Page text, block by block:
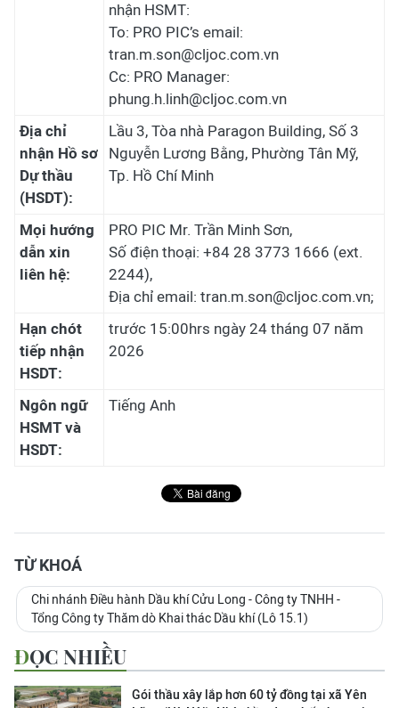
nhận HSMT:
To: PRO PIC’s email:
tran.m.son@cljoc.com.vn
Cc: PRO Manager:
phung.h.linh@cljoc.com.vn
Địa chỉ
nhận Hồ sơ
Dự thầu
(HSDT):
Lầu 3, Tòa nhà Paragon Building, Số 3
Nguyễn Lương Bằng, Phường Tân Mỹ,
Tp. Hồ Chí Minh
Mọi hướng
dẫn xin
liên hệ:
PRO PIC Mr. Trần Minh Sơn,
Số điện thoại: +84 28 3773 1666 (ext.
2244),
Địa chỉ email: tran.m.son@cljoc.com.vn;
Hạn chót
tiếp nhận
HSDT:
trước 15:00hrs ngày 24 tháng 07 năm
2026
Ngôn ngữ
HSMT và
HSDT:
Tiếng Anh
TỪ KHOÁ
Chi nhánh Điều hành Dầu khí Cửu Long - Công ty TNHH -
Tổng Công ty Thăm dò Khai thác Dầu khí (Lô 15.1)
ĐỌC NHIỀU
Gói thầu xây lắp hơn 60 tỷ đồng tại xã Yên